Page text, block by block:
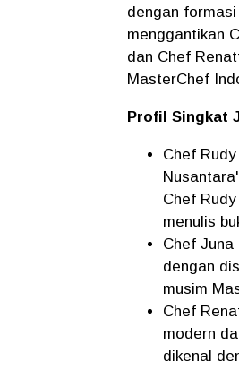
dengan
menggantikan
dan Chef
MasterChef
Profil Singkat
Chef
Chef
menulis
Chef Juna
dengan
musim
Chef
modern
dikenal